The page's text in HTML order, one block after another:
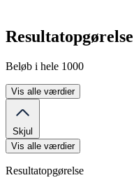
Resultatopgørelse
Beløb i hele 1000
Vis alle værdier
Skjul
Vis alle værdier
Resultatopgørelse